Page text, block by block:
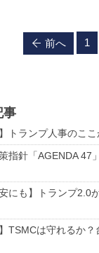
前へ 1
事
トランプ人事のこ
指針「AGENDA 47
にも】トランプ
TSMCは守れるか